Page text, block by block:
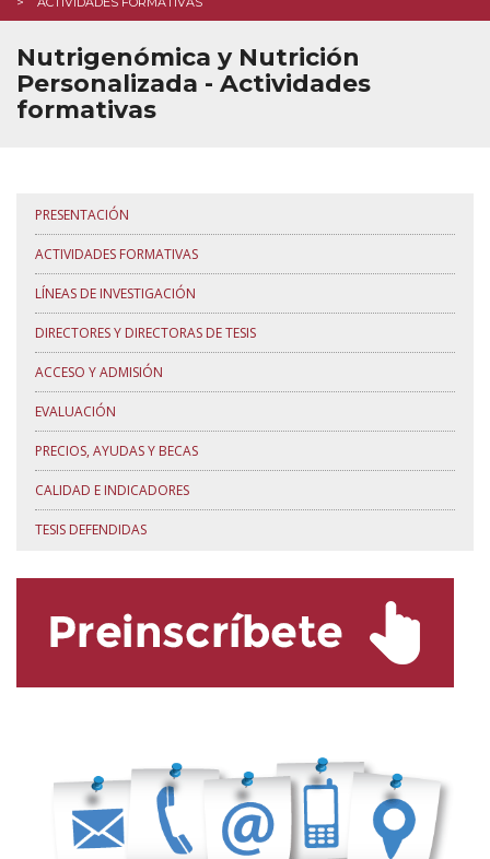
Nutrigenómica y Nutrición
Personalizada - Actividades
formativas
PRESENTACIÓN
ACTIVIDADES FORMATIVAS
LÍNEAS DE INVESTIGACIÓN
DIRECTORES Y DIRECTORAS DE TESIS
ACCESO Y ADMISIÓN
EVALUACIÓN
PRECIOS, AYUDAS Y BECAS
CALIDAD E INDICADORES
TESIS DEFENDIDAS